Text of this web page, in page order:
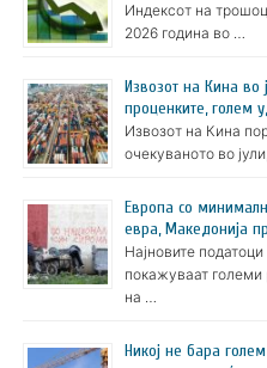
Индексот на
2026 година во …
Извозот на Кина во
проценките, голем
Извозот на Кина
очекуваното во
Европа со
евра, Македонија
Најновите податоци
покажуваат големи
на …
Никој не бара